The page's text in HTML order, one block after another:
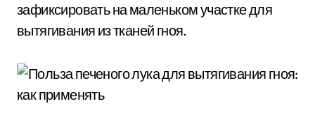
зафиксировать на маленьком участке для
вытягивания из тканей гноя.